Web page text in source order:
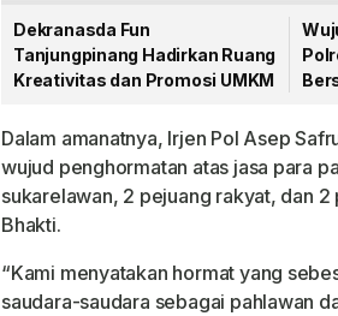
Dekranasda Fun
Tanjungpinang Hadirkan Ruang
Kreativitas dan Promosi UMKM
Dalam amanatnya, Irjen Pol Asep
wujud penghormatan atas jasa para
sukarelawan, 2 pejuang rakyat, dan
Bhakti.
“Kami menyatakan hormat yang
saudara-saudara sebagai pahlawan